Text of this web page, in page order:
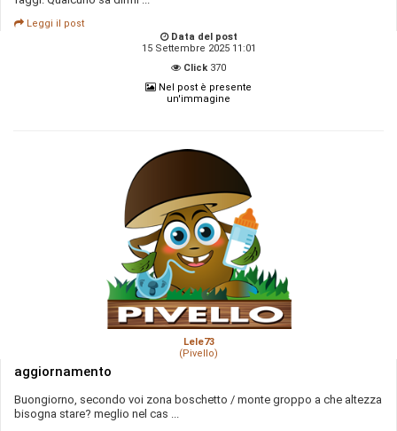
Leggi il post
Data del post
15 Settembre 2025 11:01
Click 370
Nel post è presente
un'immagine
Lele73
(Pivello)
aggiornamento
Buongiorno, secondo voi zona boschetto / monte groppo a che altezza
bisogna stare? meglio nel cas ...